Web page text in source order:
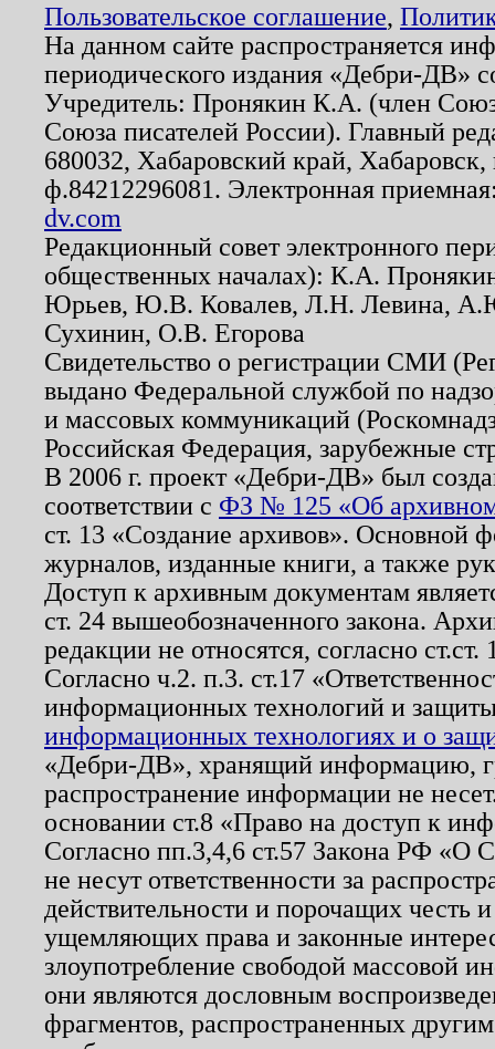
Пользовательское соглашение,
На данном сайте распространяется
периодического издания «Дебри-ДВ»
Учредитель: Пронякин К.А. (член
Союза писателей России). Главный
680032, Хабаровский край,
ф.84212296081. Электронная
dv.com
Редакционный совет электронного
общественных началах): К.А.
Юрьев, Ю.В. Ковалев, Л.Н. Левина,
Сухинин, О.В. Егорова
Свидетельство о регистрации СМИ
выдано Федеральной службой по
и массовых коммуникаций
Российская Федерация, зарубежные
В 2006 г. проект «Дебри-ДВ» был
соответствии с ФЗ № 125 «Об
ст. 13 «Создание архивов». Основной
журналов, изданные книги, а также
Доступ к архивным документам
ст. 24 вышеобозначенного закона.
редакции не относятся, согласно
Согласно ч.2. п.3. ст.17
информационных технологий и
информационных технологиях и о
«Дебри-ДВ», хранящий информацию,
распространение информации не
основании ст.8 «Право на доступ к
Согласно пп.3,4,6 ст.57 Закона РФ «О
не несут ответственности за
действительности и порочащих честь
ущемляющих права и законные
злоупотребление свободой массовой
они являются дословным
фрагментов, распространенных